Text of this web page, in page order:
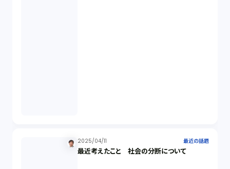
2025/04/11 最近の話題
最近考えたこと 社会の分断について